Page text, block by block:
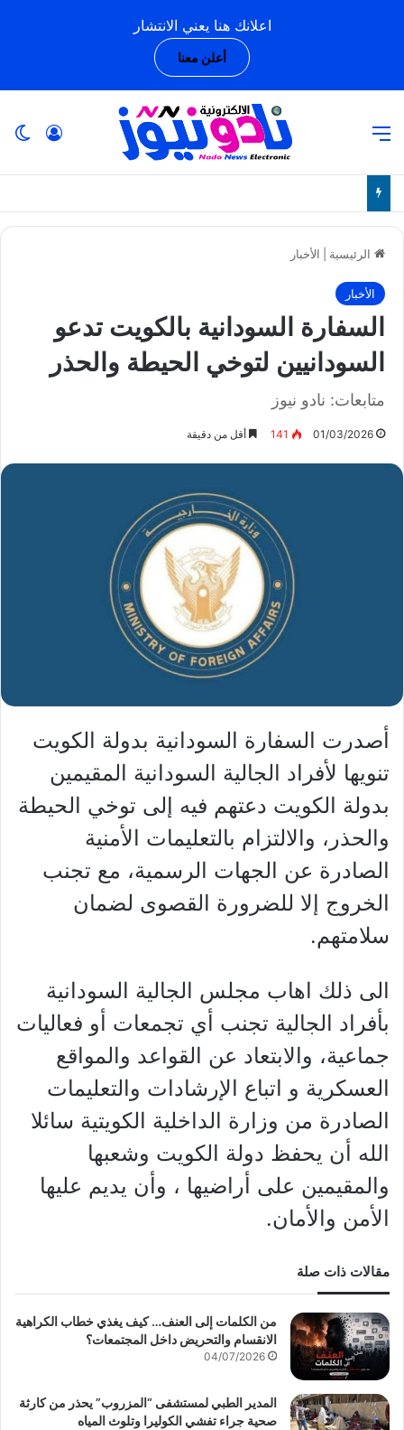
اعلانك هنا يعني الانتشار
أعلن معنا
الرئيسية الأخبار
الأخبار
السفارة السودانية بالكويت تدعو
السودانيين لتوخي الحيطة والحذر
متابعات: نادو نيوز
01/03/2026
141 أقل من دقيقة
أصدرت السفارة السودانية بدولة الكويت
تنويها لأفراد الجالية السودانية المقيمين
بدولة الكويت دعتهم فيه إلى توخي الحيطة
والحذر، والالتزام بالتعليمات الأمنية
الصادرة عن الجهات الرسمية، مع تجنب
الخروج إلا للضرورة القصوى لضمان
سلامتهم.
الى ذلك اهاب مجلس الجالية السودانية
بأفراد الجالية تجنب أي تجمعات أو فعاليات
جماعية، والابتعاد عن القواعد والمواقع
العسكرية و اتباع الإرشادات والتعليمات
الصادرة من وزارة الداخلية الكويتية سائلا
الله أن يحفظ دولة الكويت وشعبها
والمقيمين على أراضيها ، وأن يديم عليها
الأمن والأمان.
مقالات ذات صلة
من الكلمات إلى العنف… كيف يغذي خطاب الكراهية
الانقسام والتحريض داخل المجتمعات؟
04/07/2026
المدير الطبي لمستشفى “المزروب” يحذر من كارثة
صحية جراء تفشي الكوليرا وتلوث المياه